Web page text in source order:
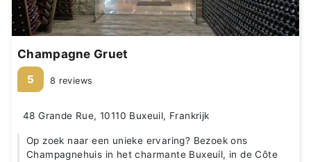
Champagne Gruet
5 8 reviews
48 Grande Rue, 10110 Buxeuil, Frankrijk
Op zoek naar een unieke ervaring? Bezoek ons
Champagnehuis in het charmante Buxeuil, in de Côte